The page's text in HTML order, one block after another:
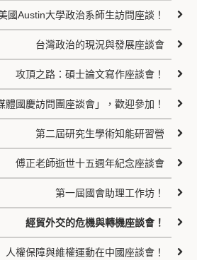
國Austin大學政治系師生訪問座談！
台灣政治的現況與發展座談會
攻頂之路：碩士論文寫作座談會！
體國慶訪問團座談會」，歡迎參加！
第二屆研究生學術知能研習營
傅正老師逝世十五週年紀念座談會
第一屆國會助理工作坊！
經貿外交的危機與轉機座談會！
人權保障與維權運動在中國座談會！